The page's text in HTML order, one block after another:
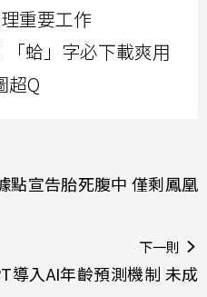
重要工作
「蛤」字必下載爽用
超Q
點宣告胎死腹中 僅剩鳳凰
下一則
導入AI年齡預測機制 未成